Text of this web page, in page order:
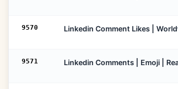
9570 Linkedin Comment Likes |
9571 Linkedin Comments | Emoji |